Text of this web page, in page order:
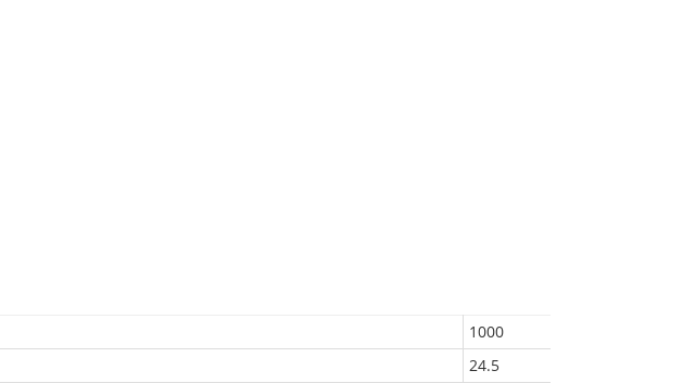
1000
24.5